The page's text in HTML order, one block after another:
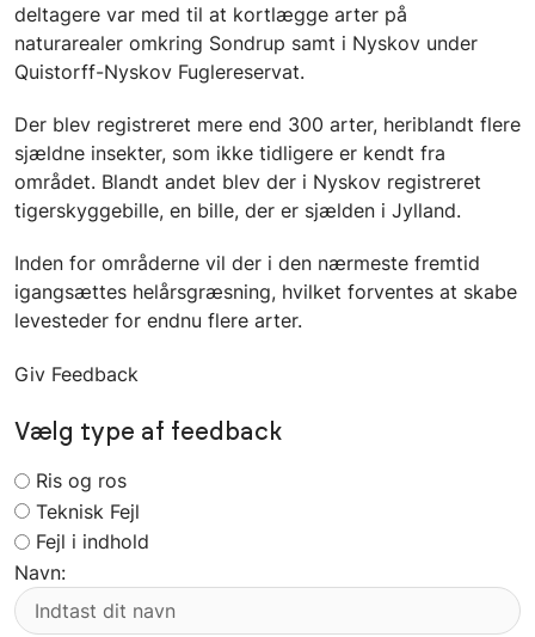
deltagere var med til at kortlægge arter på
naturarealer omkring Sondrup samt i Nyskov under
Quistorff-Nyskov Fuglereservat.
Der blev registreret mere end 300 arter, heriblandt flere
sjældne insekter, som ikke tidligere er kendt fra
området. Blandt andet blev der i Nyskov registreret
tigerskyggebille, en bille, der er sjælden i Jylland.
Inden for områderne vil der i den nærmeste fremtid
igangsættes helårsgræsning, hvilket forventes at skabe
levesteder for endnu flere arter.
Giv Feedback
Vælg type af feedback
Ris og ros
Teknisk Fejl
Fejl i indhold
Navn: